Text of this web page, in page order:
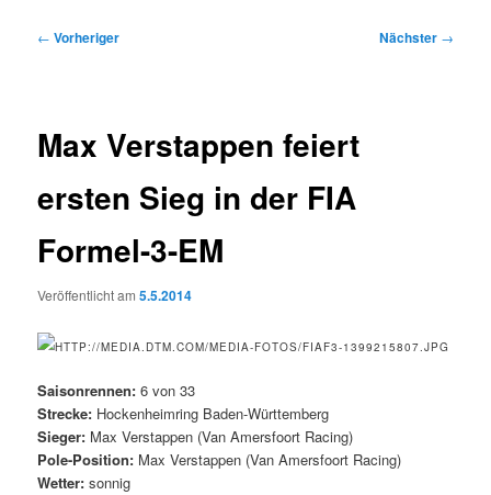
Beitragsnavigation
← Vorheriger Nächster →
Max Verstappen feiert
ersten Sieg in der FIA
Formel-3-EM
Veröffentlicht am5.5.2014
Saisonrennen: 6 von 33
Strecke: Hockenheimring Baden-Württemberg
Sieger: Max Verstappen (Van Amersfoort Racing)
Pole-Position: Max Verstappen (Van Amersfoort Racing)
Wetter: sonnig